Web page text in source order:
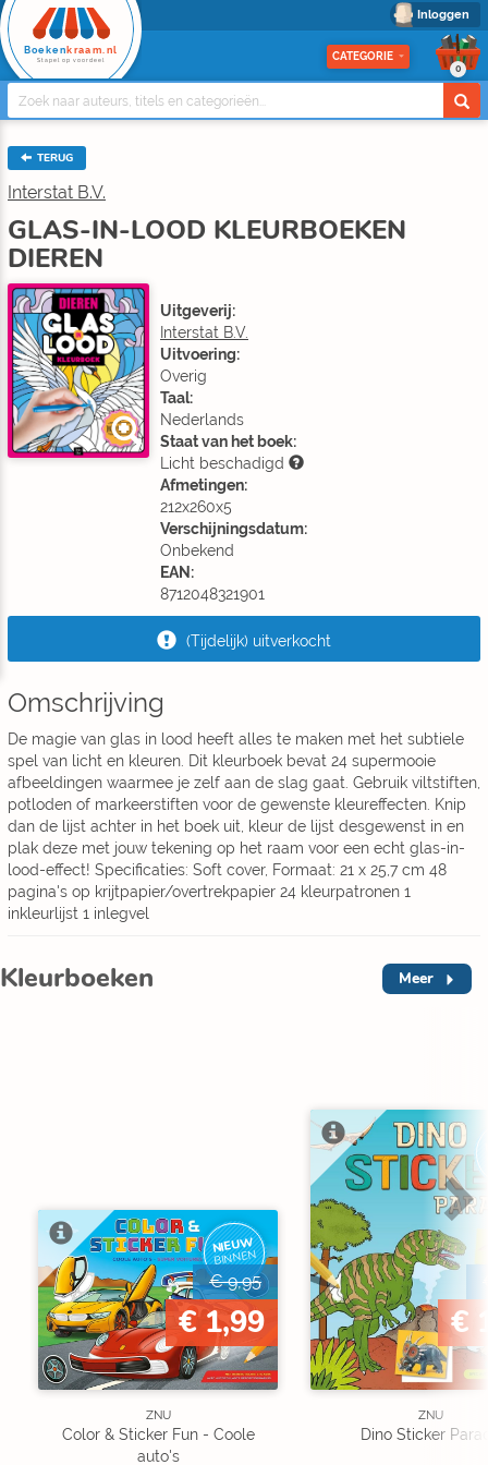
Inloggen
Boeken kraam.nl
Stapel op voordeel CATEGORIE
0
TERUG
Interstat B.V.
GLAS-IN-LOOD KLEURBOEKEN
DIEREN
Uitgeverij:
Interstat B.V.
Uitvoering:
Overig
Taal:
Nederlands
Staat van het boek:
Licht beschadigd
Afmetingen:
212x260x5
Verschijningsdatum:
Onbekend
EAN:
8712048321901
(Tijdelijk) uitverkocht
Omschrijving
De magie van glas in lood heeft alles te maken met het subtiele
spel van licht en kleuren. Dit kleurboek bevat 24 supermooie
afbeeldingen waarmee je zelf aan de slag gaat. Gebruik viltstiften,
potloden of markeerstiften voor de gewenste kleureffecten. Knip
dan de lijst achter in het boek uit, kleur de lijst desgewenst in en
plak deze met jouw tekening op het raam voor een echt glas-in-
lood-effect! Specificaties: Soft cover, Formaat: 21 x 25,7 cm 48
pagina's op krijtpapier/overtrekpapier 24 kleurpatronen 1
inkleurlijst 1 inlegvel
Kleurboeken Meer
NIEUW
BINNEN
€ 9,95
€ 1,99
ZNU
Color & Sticker Fun - Coole
auto's
€
ZNU
Dino Sticker